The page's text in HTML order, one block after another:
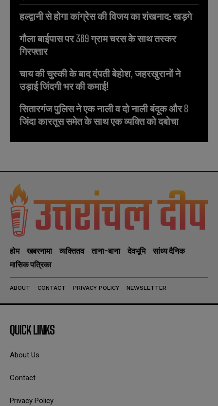
हल्द्वानी से होगा कांग्रेस की विजय का शंखनाद: खड़गे
गौला बाईपास पर 369 ग्राम चरस के साथ तस्कर
गिरफ्तार
चाय की चुस्की के बाद दंपती बेहोश, जहरखुरानों ने
उड़ाई जिंदगी भर की कमाई!
सितारगंज पुलिस ने एक नाली व दो नाली बंदूक और 8
जिंदा कारतूस समेत के साथ एक व्यक्ति को दबोचा
होम खबरनामा व्यक्तितव ताना-बाना देवभूमि
सांध्य दैनिक
मासिक पत्रिका
ABOUT CONTACT PRIVACY POLICY NEWSLETTER
QUICK LINKS
About Us
Contact
Privacy Policy